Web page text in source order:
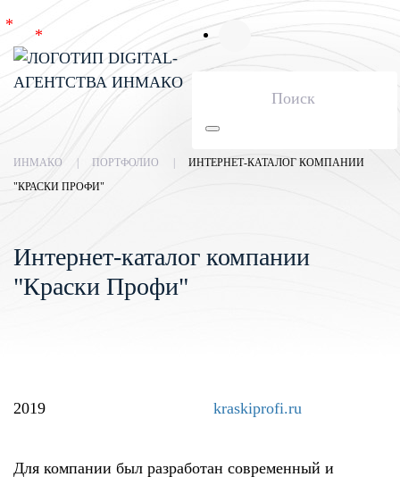
Skip to main content
ИНМАКО ПОРТФОЛИО
ИНТЕРНЕТ-КАТАЛОГ КОМПАНИИ
"КРАСКИ ПРОФИ"
Интернет-каталог компании
"Краски Профи"
2019 kraskiprofi.ru
Для компании был разработан современный и